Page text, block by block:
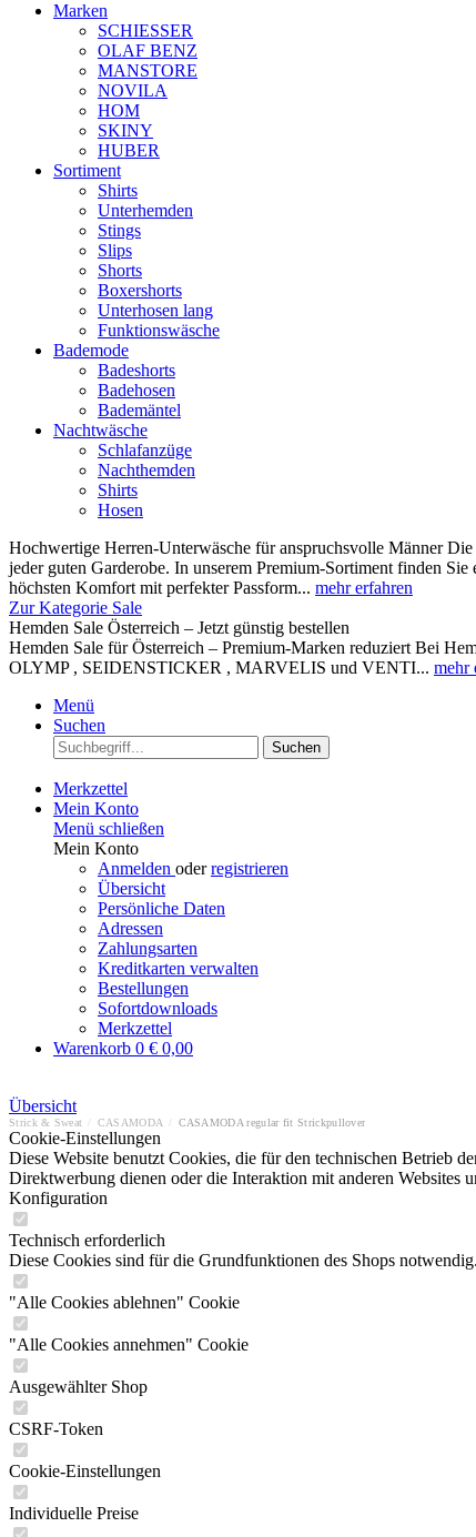
Marken
SCHIESSER
OLAF BENZ
MANSTORE
NOVILA
HOM
SKINY
HUBER
Sortiment
Shirts
Unterhemden
Stings
Slips
Shorts
Boxershorts
Unterhosen lang
Funktionswäsche
Bademode
Badeshorts
Badehosen
Bademäntel
Nachtwäsche
Schlafanzüge
Nachthemden
Shirts
Hosen
Hochwertige Herren-Unterwäsche für anspruchsvolle Männer
jeder guten Garderobe. In unserem Premium-Sortiment finden
höchsten Komfort mit perfekter Passform... mehr erfahren
Zur Kategorie Sale
Hemden Sale Österreich – Jetzt günstig bestellen
Hemden Sale für Österreich – Premium-Marken reduziert Bei
OLYMP , SEIDENSTICKER , MARVELIS und VENTI... mehr
Menü
Suchen
Suchen
Merkzettel
Mein Konto
Menü schließen
Mein Konto
Anmelden oderregistrieren
Übersicht
Persönliche Daten
Adressen
Zahlungsarten
Kreditkarten verwalten
Bestellungen
Sofortdownloads
Merkzettel
Warenkorb 0 € 0,00
Übersicht
Strick & Sweat CASAMODA CASAMODA regular fit Strickpullover
Cookie-Einstellungen
Diese Website benutzt Cookies, die für den technischen Betrieb
Direktwerbung dienen oder die Interaktion mit anderen Websites
Konfiguration
Technisch erforderlich
Diese Cookies sind für die Grundfunktionen des Shops notwendig.
"Alle Cookies ablehnen" Cookie
"Alle Cookies annehmen" Cookie
Ausgewählter Shop
CSRF-Token
Cookie-Einstellungen
Individuelle Preise